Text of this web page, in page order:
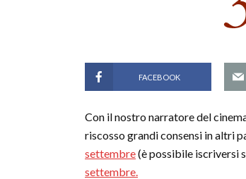
FACEBOOK
Con il nostro narratore del
riscosso grandi consensi in altri
settembre(è possibile iscriversi
settembre.